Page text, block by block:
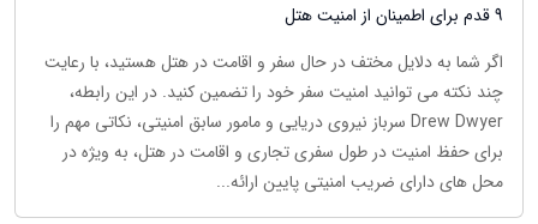
9 قدم برای اطمینان از امنیت هتل
اگر شما به دلایل مختف در حال سفر و اقامت در هتل هستید، با رعایت
چند نکته می توانید امنیت سفر خود را تضمین کنید. در این رابطه،
Drew Dwyer سرباز نیروی دریایی و مامور سابق امنیتی، نکاتی مهم را
برای حفظ امنیت در طول سفری تجاری و اقامت در هتل، به ویژه در
محل های دارای ضریب امنیتی پایین ارائه...